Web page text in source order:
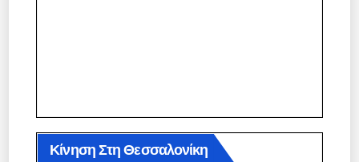
Κίνηση Στη Θεσσαλονίκη